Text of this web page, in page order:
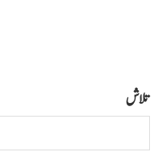
تلاش